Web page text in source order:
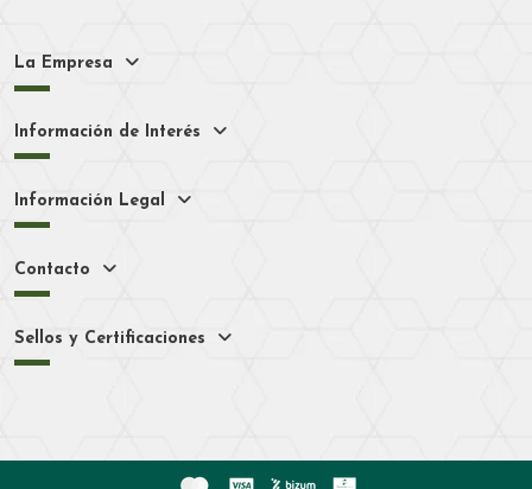
La Empresa
Información de Interés
Información Legal
Contacto
Sellos y Certificaciones